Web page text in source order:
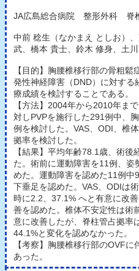
JA広島総合病院 整形外科 脊
中前 稔生（なかまえ としお）
武、橋本 貴士、鈴木 修身、土川
【目的】胸腰椎移行部の骨粗
発性神経障害（DND）に対する
療成績を検討することである。
【方法】2004年から2010年ま
対しPVPを施行した291例中、
例を検討した。VAS、ODI、椎
拠率を検討した。
【結果】平均年齢78.1歳、術
た。術前に運動障害を11例、
めた。運動障害を認めた11例
下垂足を認めた。VAS、ODIは
時に2.2、37.1% へと有意に改
善を認めた。椎体不安定性は術
意に改善したが、脊柱管占拠率
44.1%と変化を認めなかった。
【考察】胸腰椎移行部のOVF
あった。